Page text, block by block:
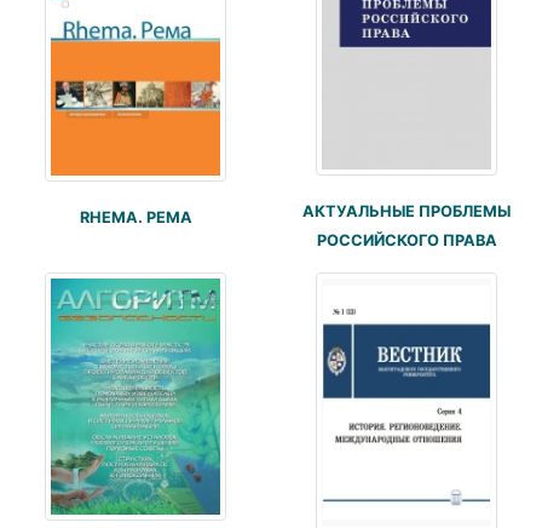
RHEMA. РЕМА
АКТУАЛЬНЫЕ ПРОБЛЕМЫ
РОССИЙСКОГО ПРАВА